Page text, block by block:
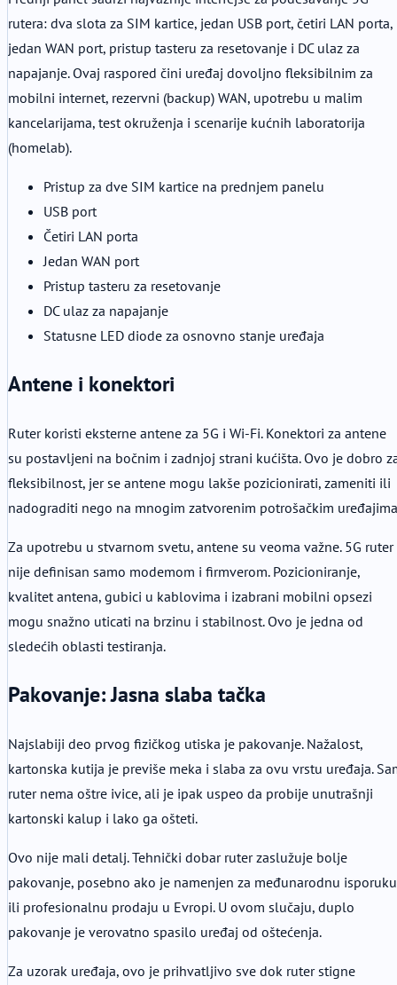
rutera: dva slota za SIM kartice, jedan USB port, četiri LAN porta,
jedan WAN port, pristup tasteru za resetovanje i DC ulaz za
napajanje. Ovaj raspored čini uređaj dovoljno fleksibilnim za
mobilni internet, rezervni (backup) WAN, upotrebu u malim
kancelarijama, test okruženja i scenarije kućnih laboratorija
(homelab).
Pristup za dve SIM kartice na prednjem panelu
USB port
Četiri LAN porta
Jedan WAN port
Pristup tasteru za resetovanje
DC ulaz za napajanje
Statusne LED diode za osnovno stanje uređaja
Antene i konektori
Ruter koristi eksterne antene za 5G i Wi-Fi. Konektori za antene
su postavljeni na bočnim i zadnjoj strani kućišta. Ovo je dobro
fleksibilnost, jer se antene mogu lakše pozicionirati, zameniti ili
nadograditi nego na mnogim zatvorenim potrošačkim
Za upotrebu u stvarnom svetu, antene su veoma važne. 5G ruter
nije definisan samo modemom i firmverom. Pozicioniranje,
kvalitet antena, gubici u kablovima i izabrani mobilni opsezi
mogu snažno uticati na brzinu i stabilnost. Ovo je jedna od
sledećih oblasti testiranja.
Pakovanje: Jasna slaba tačka
Najslabiji deo prvog fizičkog utiska je pakovanje. Nažalost,
kartonska kutija je previše meka i slaba za ovu vrstu uređaja.
ruter nema oštre ivice, ali je ipak uspeo da probije unutrašnji
kartonski kalup i lako ga ošteti.
Ovo nije mali detalj. Tehnički dobar ruter zaslužuje bolje
pakovanje, posebno ako je namenjen za međunarodnu isporuku
ili profesionalnu prodaju u Evropi. U ovom slučaju, duplo
pakovanje je verovatno spasilo uređaj od oštećenja.
Za uzorak uređaja, ovo je prihvatljivo sve dok ruter stigne